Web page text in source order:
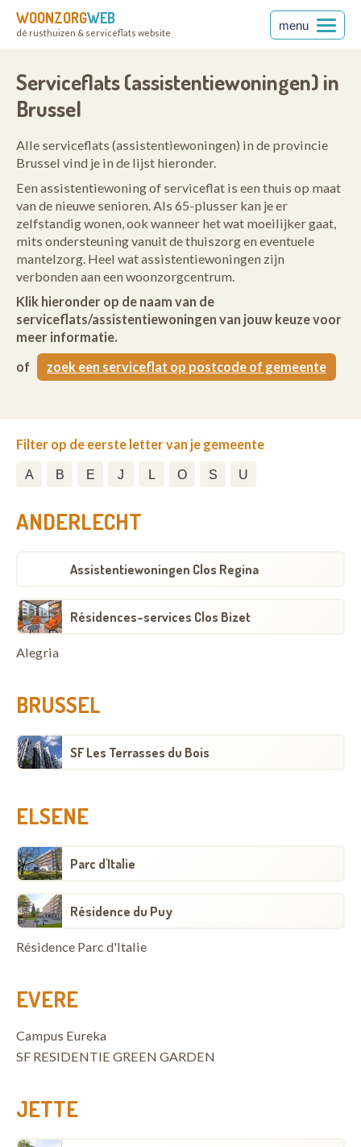
WOONZORGWEB
dé rusthuizen & serviceflats website
menu
Serviceflats (assistentiewoningen) in
Brussel
Alle serviceflats (assistentiewoningen) in de provincie
Brussel vind je in de lijst hieronder.
Een assistentiewoning of serviceflat is een thuis op maat
van de nieuwe senioren. Als 65-plusser kan je er
zelfstandig wonen, ook wanneer het wat moeilijker gaat,
mits ondersteuning vanuit de thuiszorg en eventuele
mantelzorg. Heel wat assistentiewoningen zijn
verbonden aan een woonzorgcentrum.
Klik hieronder op de naam van de
serviceflats/assistentiewoningen van jouw keuze voor
meer informatie.
of
zoek een serviceflat op postcode of gemeente
Filter op de eerste letter van je gemeente
A B E J L O S U
ANDERLECHT
Assistentiewoningen Clos Regina
Résidences-services Clos Bizet
Alegria
BRUSSEL
SF Les Terrasses du Bois
ELSENE
Parc d'Italie
Résidence du Puy
Résidence Parc d'Italie
EVERE
Campus Eureka
SF RESIDENTIE GREEN GARDEN
JETTE